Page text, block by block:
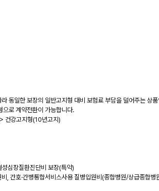
동일한 보장의 일반고지형 대비 보험료 부담을 덜어주는 상
로 계약전환이 가능합니다.
건강고지형(10년고지)
심장질환진단비 보장(특약)
, 간호·간병통합서비스사용 질병입원비(종합병원/상급종합병